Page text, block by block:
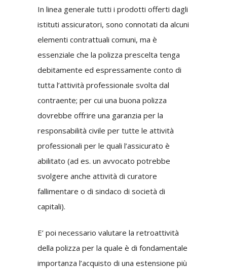
In linea generale tutti i prodotti offerti dagli
istituti assicuratori, sono connotati da alcuni
elementi contrattuali comuni, ma è
essenziale che la polizza prescelta tenga
debitamente ed espressamente conto di
tutta l’attività professionale svolta dal
contraente; per cui una buona polizza
dovrebbe offrire una garanzia per la
responsabilità civile per tutte le attività
professionali per le quali l’assicurato è
abilitato (ad es. un avvocato potrebbe
svolgere anche attività di curatore
fallimentare o di sindaco di società di
capitali).
E’ poi necessario valutare la retroattività
della polizza per la quale è di fondamentale
importanza l’acquisto di una estensione più